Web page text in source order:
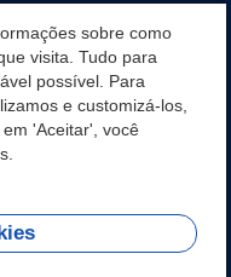
- INÁCIO
sobre como
visita. Tudo para
possível. Para
e customizá-los,
'Aceitar', você